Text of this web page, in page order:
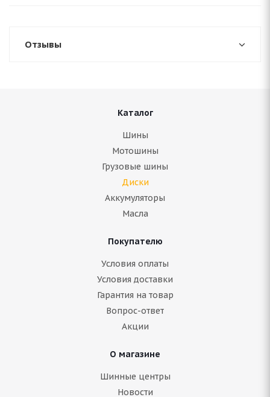
Отзывы
Каталог
Шины
Мотошины
Грузовые шины
Диски
Аккумуляторы
Масла
Покупателю
Условия оплаты
Условия доставки
Гарантия на товар
Вопрос-ответ
Акции
О магазине
Шинные центры
Новости